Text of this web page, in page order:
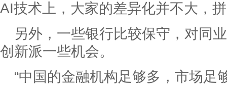
AI技术上，大家的差异化并不大，
另外，一些银行比较保守，对同
创新派一些机会。
“中国的金融机构足够多，市场足